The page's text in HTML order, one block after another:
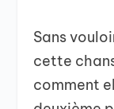
Sans
cette
comment